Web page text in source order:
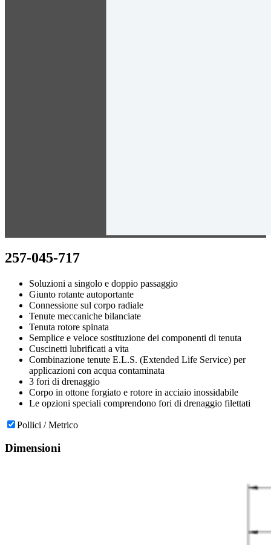
257-045-717
Soluzioni a singolo e doppio passaggio
Giunto rotante autoportante
Connessione sul corpo radiale
Tenute meccaniche bilanciate
Tenuta rotore spinata
Semplice e veloce sostituzione dei componenti di tenuta
Cuscinetti lubrificati a vita
Combinazione tenute E.L.S. (Extended Life Service) per
applicazioni con acqua contaminata
3 fori di drenaggio
Corpo in ottone forgiato e rotore in acciaio inossidabile
Le opzioni speciali comprendono fori di drenaggio filettati
Pollici / Metrico
Dimensioni